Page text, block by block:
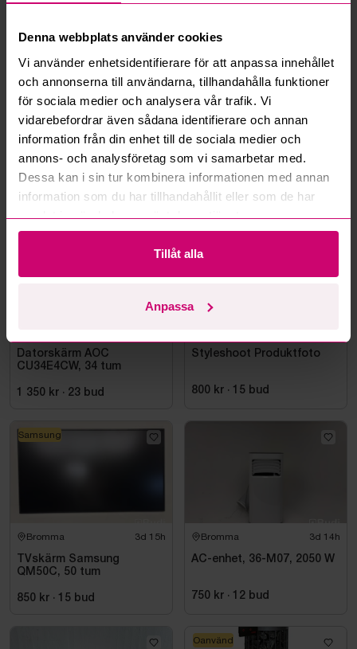
Denna webbplats använder cookies
Vi använder enhetsidentifierare för att anpassa innehållet
och annonserna till användarna, tillhandahålla funktioner
för sociala medier och analysera vår trafik. Vi
vidarebefordrar även sådana identifierare och annan
information från din enhet till de sociala medier och
annons- och analysföretag som vi samarbetar med.
Dessa kan i sin tur kombinera informationen med annan
information som du har tillhandahållit eller som de har
samlat in när du har använt deras tjänster.
Tillåt alla
Anpassa
Kan jag ångra ett bud?
Kan ni frakta mina vunna objekt?
Läs fler frågor och svar
Mer från samma kategori
Datorskärm AOC
CU34E4CW, 34 tum
1 350 kr · 23 bud
Styleshoot Produktfoto
800 kr · 15 bud
Bromma 3d 15h
TVskärm Samsung
QM50C, 50 tum
850 kr · 15 bud
Samsung
Bromma 3d 14h
AC-enhet, 36-M07, 2050 W
750 kr · 12 bud
Oanvänd